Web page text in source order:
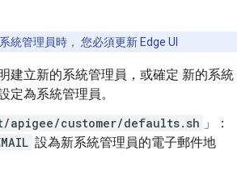
統管理員時， 您必須更新 Edge UI
建立新的系統管理員，或確定 新的系統
定為系統管理員。
apigee/customer/defaults.sh 」：
設為新系統管理員的電子郵件地